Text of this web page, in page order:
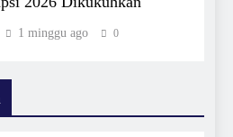
1 minggu ago 0